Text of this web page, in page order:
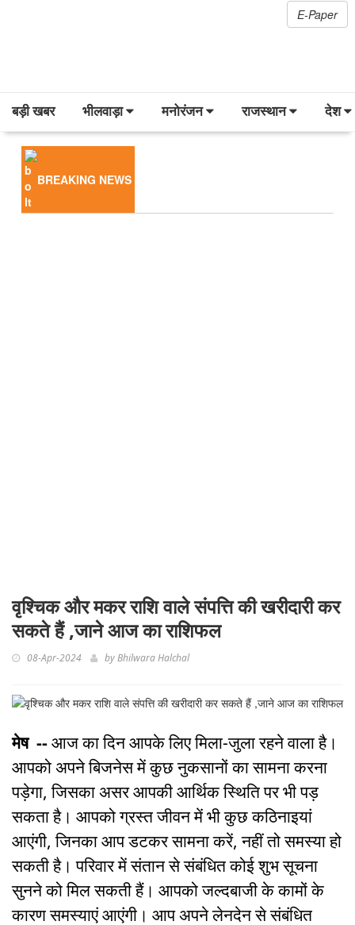
E-Paper
बड़ी खबर भीलवाड़ा मनोरंजन राजस्थान देश
BREAKING NEWS
वृश्चिक और मकर राशि वाले संपत्ति की खरीदारी कर
सकते हैं ,जाने आज का राशिफल
08-Apr-2024 byBhilwara Halchal
मेष --आज का दिन आपके लिए मिला-जुला रहने वाला है।
आपको अपने बिजनेस में कुछ नुकसानों का सामना करना
पड़ेगा, जिसका असर आपकी आर्थिक स्थिति पर भी पड़
सकता है। आपको ग्रस्त जीवन में भी कुछ कठिनाइयां
आएंगी, जिनका आप डटकर सामना करें, नहीं तो समस्या हो
सकती है। परिवार में संतान से संबंधित कोई शुभ सूचना
सुनने को मिल सकती हैं। आपको जल्दबाजी के कामों के
कारण समस्याएं आएंगी। आप अपने लेनदेन से संबंधित